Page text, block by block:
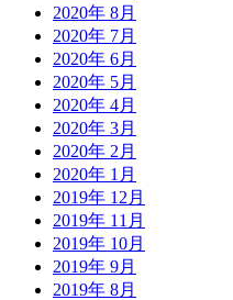
2020年 8月
2020年 7月
2020年 6月
2020年 5月
2020年 4月
2020年 3月
2020年 2月
2020年 1月
2019年 12月
2019年 11月
2019年 10月
2019年 9月
2019年 8月